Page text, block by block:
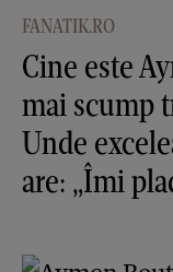
FANATIK.RO
Cine este
mai scump
Unde
are: „Îmi